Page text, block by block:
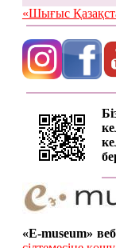
«Шығыс
«E-museum»